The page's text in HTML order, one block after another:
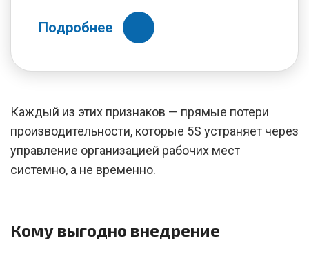
Подробнее
Каждый из этих признаков — прямые потери
производительности, которые 5S устраняет через
управление организацией рабочих мест
системно, а не временно.
Кому выгодно внедрение